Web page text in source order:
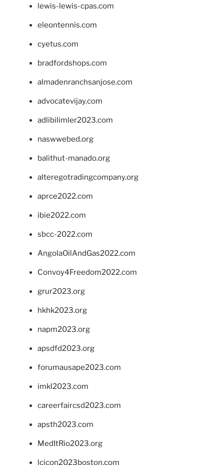
lewis-lewis-cpas.com
eleontennis.com
cyetus.com
bradfordshops.com
almadenranchsanjose.com
advocatevijay.com
adlibilimler2023.com
naswwebed.org
balithut-manado.org
alteregotradingcompany.org
aprce2022.com
ibie2022.com
sbcc-2022.com
AngolaOilAndGas2022.com
Convoy4Freedom2022.com
grur2023.org
hkhk2023.org
napm2023.org
apsdfd2023.org
forumausape2023.com
imkl2023.com
careerfaircsd2023.com
apsth2023.com
MedItRio2023.org
lcicon2023boston.com